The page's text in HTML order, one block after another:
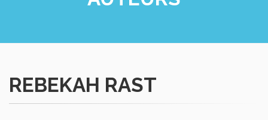
REBEKAH RAST